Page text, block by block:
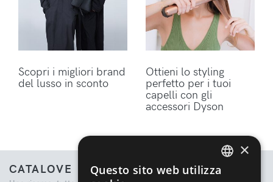
Scopri i migliori brand
del lusso in sconto
Ottieni lo styling
perfetto per i tuoi
capelli con gli
accessori Dyson
CATALOVE
×
Questo sito web utilizza